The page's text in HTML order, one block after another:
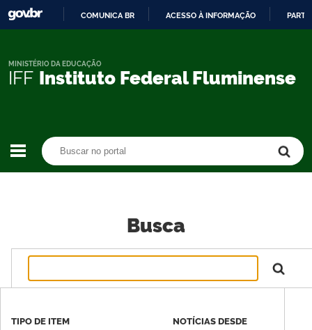
CONTEÚDO
COMUNICA BR ACESSO À INFORMAÇÃO
IFF Instituto Federal Fluminense
MINISTÉRIO DA EDUCAÇÃO
Busca
TIPO DE ITEM NOTÍCIAS DESDE